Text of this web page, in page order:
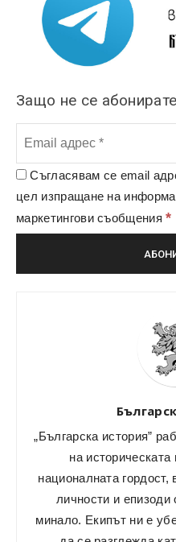
Защо не се
Съгласявам се email
цел изпращане на
маркетингови съобщения*
„Българска история”
на
националната
личности и епизоди
минало. Екипът ни е